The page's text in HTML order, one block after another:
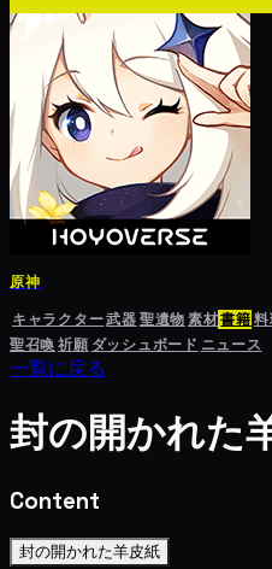
原神
キャラクター武器聖遺物素材書籍
聖召喚祈願 ダッシュボード ニュース
一覧に戻る
封の開かれた
Content
封の開かれた羊皮紙